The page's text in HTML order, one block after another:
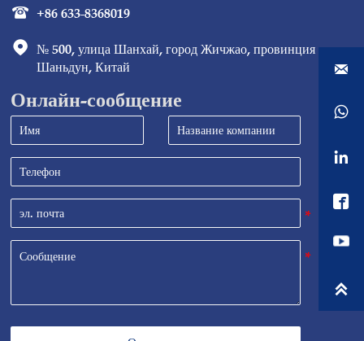
 +86 633-8368019
 № 500, улица Шанхай, город Жичжао, провинция
Шаньдун, Китай
Онлайн-сообщение




